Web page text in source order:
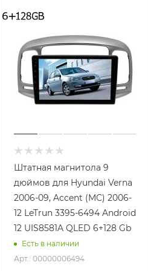
Штатная магнитола 9
дюймов для Hyundai Verna
2006-09, Accent (MC) 2006-
12 LeTrun 3395-6494 Android
12 UIS8581A QLED 6+128 Gb
Есть в наличии
Арт.: 00000006494